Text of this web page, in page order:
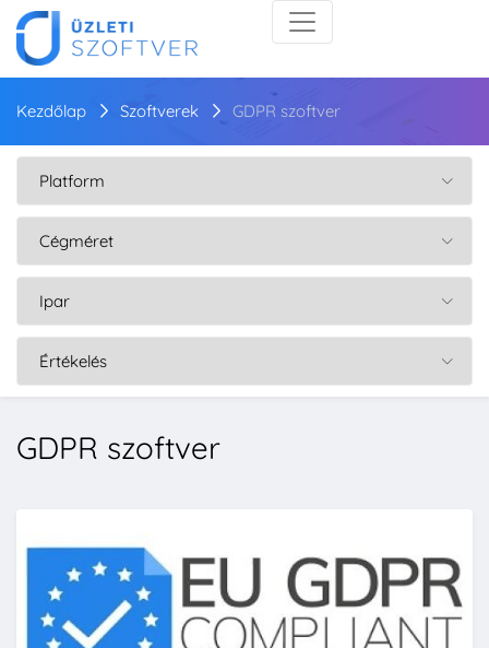
Kezdőlap Szoftverek GDPR szoftver
GDPR szoftver